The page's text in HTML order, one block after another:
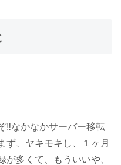
‼️なかなかサーバー移転
ず、ヤキモキし、１ヶ月
が多くて、もういいや、